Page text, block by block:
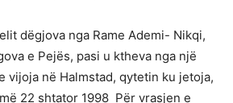
dëgjova nga Rame Ademi- Nikqi,
e Pejës, pasi u ktheva nga një
vijoja në Halmstad, qytetin ku jetoja,
22 shtator 1998 Për vrasjen e